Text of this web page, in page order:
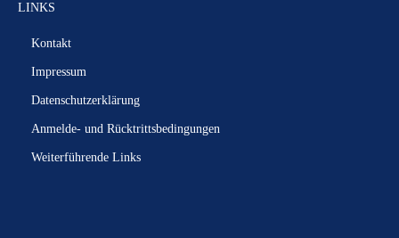
LINKS
Kontakt
Impressum
Datenschutzerklärung
Anmelde- und Rücktrittsbedingungen
Weiterführende Links